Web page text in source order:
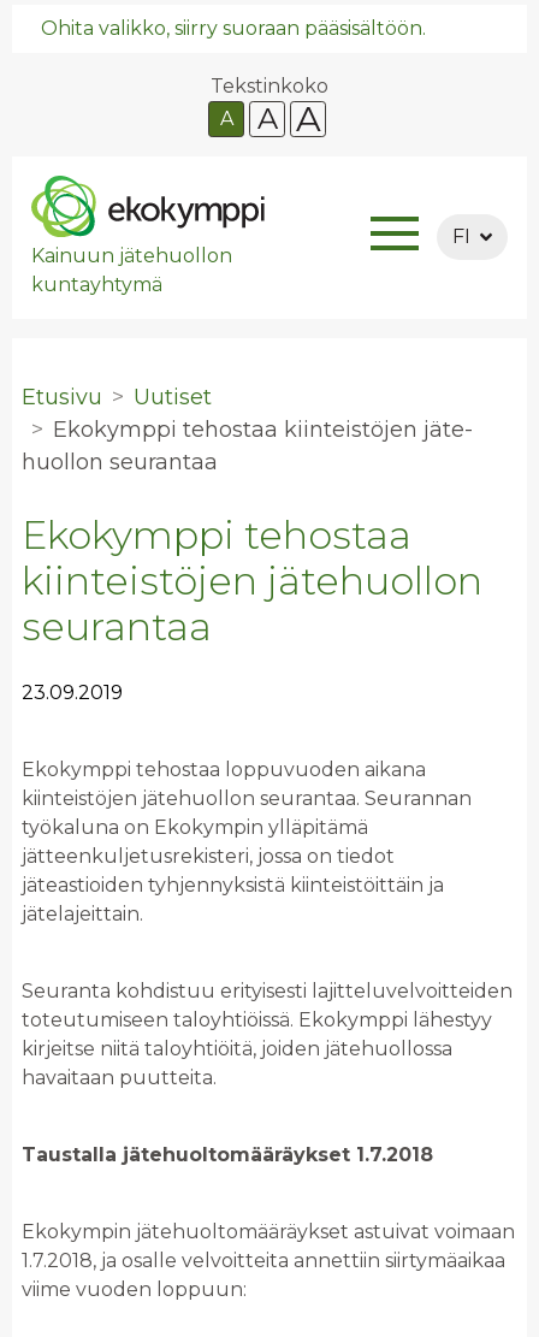
Ohita valikko, siirry suoraan pääsisältöön.
Tekstinkoko
A
A A
Kainuun jätehuollon
kuntayhtymä
FI
Etusivu
Uutiset
Eko­kymp­pi te­hos­taa kiin­teis­tö­jen jä­te­
huol­lon seu­ran­taa
Ekokymppi tehostaa
kiinteistöjen jätehuollon
seurantaa
23.09.2019
Ekokymppi tehostaa loppuvuoden aikana
kiinteistöjen jätehuollon seurantaa. Seurannan
työkaluna on Ekokympin ylläpitämä
jätteenkuljetusrekisteri, jossa on tiedot
jäteastioiden tyhjennyksistä kiinteistöittäin ja
jätelajeittain.
Seuranta kohdistuu erityisesti lajitteluvelvoitteiden
toteutumiseen taloyhtiöissä. Ekokymppi lähestyy
kirjeitse niitä taloyhtiöitä, joiden jätehuollossa
havaitaan puutteita.
Taustalla jätehuoltomääräykset 1.7.2018
Ekokympin jätehuoltomääräykset astuivat voimaan
1.7.2018, ja osalle velvoitteita annettiin siirtymäaikaa
viime vuoden loppuun: